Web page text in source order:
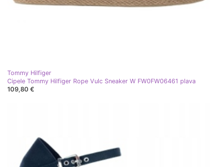
Tommy Hilfiger
Cipele Tommy Hilfiger Rope Vulc Sneaker W FW0FW06461 plava
109,80 €